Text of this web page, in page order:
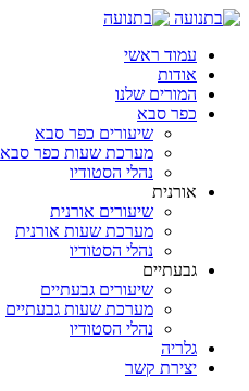
עמוד ראשי
אודות
המורים שלנו
כפר סבא
שיעורים כפר סבא
מערכת שעות כפר סבא
נהלי הסטודיו
אורנית
שיעורים אורנית
מערכת שעות אורנית
נהלי הסטודיו
גבעתיים
שיעורים גבעתיים
מערכת שעות גבעתיים
נהלי הסטודיו
גלריה
יצירת קשר